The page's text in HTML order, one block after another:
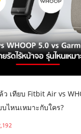
ว เทียบ Fitbit Air vs
ไหนเหมาะกับใคร?